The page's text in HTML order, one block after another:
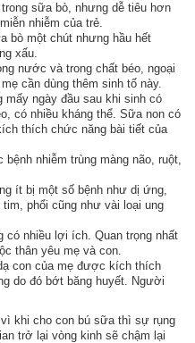
sữa bò, nhưng dễ tiêu hơn
nhiễm của trẻ.
bò một chút nhưng hầu hết
xấu.
nước và trong chất béo, ngoại
cần dùng thêm sinh tố này.
mấy ngày đầu sau khi sinh có
có nhiều kháng thể. Sữa non có
thích chức năng bài tiết của
nhiễm trùng màng não, ruột,
ít bị một số bệnh như dị ứng,
phổi cũng như vài loại ung
có nhiều lợi ích. Quan trọng nhất
thân yêu mẹ và con.
con của mẹ được kích thích
do đó bớt băng huyết. Người
khi cho con bú sữa thì sự rụng
trở lại vòng kinh sẽ chậm lại